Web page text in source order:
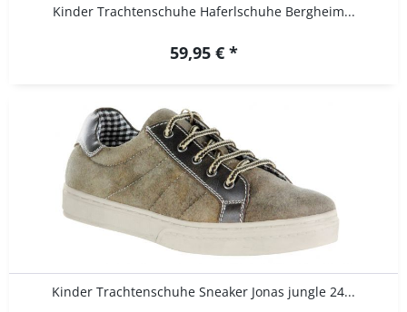
Kinder Trachtenschuhe Haferlschuhe Bergheim...
59,95 € *
Kinder Trachtenschuhe Sneaker Jonas jungle 24...